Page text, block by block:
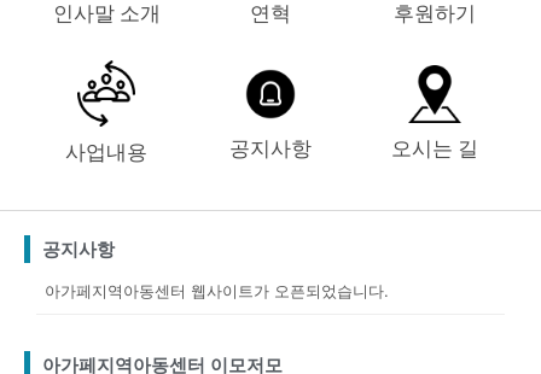
인사말 소개 연혁 후원하기
사업내용 공지사항 오시는 길
공지사항
아가페지역아동센터 웹사이트가 오픈되었습니다.
아가페지역아동센터 이모저모